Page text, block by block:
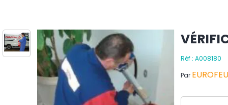
Réf : A008180
Par EUROFEU